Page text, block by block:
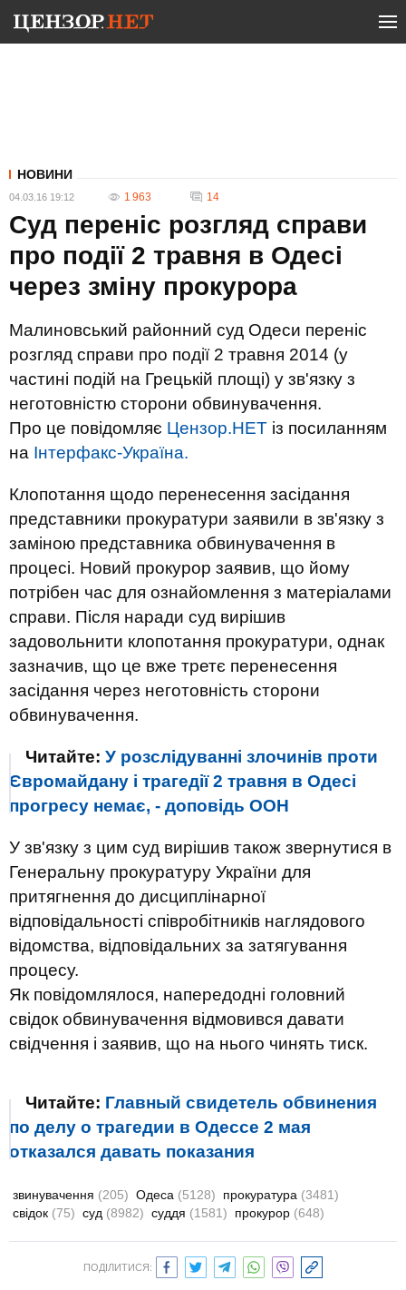
НОВИНИ
04.03.16 19:12 1 963 14
Суд переніс розгляд справи
про події 2 травня в Одесі
через зміну прокурора
Малиновський районний суд Одеси переніс
розгляд справи про події 2 травня 2014 (у
частині подій на Грецькій площі) у зв'язку з
неготовністю сторони обвинувачення.
Про це повідомляє Цензор.НЕТ із посиланням
на Інтерфакс-Україна.
Клопотання щодо перенесення засідання
представники прокуратури заявили в зв'язку з
заміною представника обвинувачення в
процесі. Новий прокурор заявив, що йому
потрібен час для ознайомлення з матеріалами
справи. Після наради суд вирішив
задовольнити клопотання прокуратури, однак
зазначив, що це вже третє перенесення
засідання через неготовність сторони
обвинувачення.
Читайте: У розслідуванні злочинів проти
Євромайдану і трагедії 2 травня в Одесі
прогресу немає, - доповідь ООН
У зв'язку з цим суд вирішив також звернутися в
Генеральну прокуратуру України для
притягнення до дисциплінарної
відповідальності співробітників наглядового
відомства, відповідальних за затягування
процесу.
Як повідомлялося, напередодні головний
свідок обвинувачення відмовився давати
свідчення і заявив, що на нього чинять тиск.
Читайте: Главный свидетель обвинения
по делу о трагедии в Одессе 2 мая
отказался давать показания
звинувачення (205) Одеса (5128) прокуратура (3481)
свідок (75) суд (8982) суддя (1581) прокурор (648)
ПОДІЛИТИСЯ: